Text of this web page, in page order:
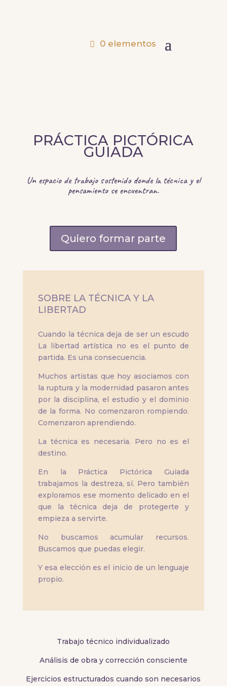
0 elementos
PRÁCTICA PICTÓRICA
GUIADA
Un espacio de trabajo sostenido donde la técnica y el
pensamiento se encuentran.
Quiero formar parte
SOBRE LA TÉCNICA Y LA
LIBERTAD
Cuando la técnica deja de ser un escudo
La libertad artística no es el punto de
partida. Es una consecuencia.
Muchos artistas que hoy asociamos con
la ruptura y la modernidad pasaron antes
por la disciplina, el estudio y el dominio
de la forma. No comenzaron rompiendo.
Comenzaron aprendiendo.
La técnica es necesaria. Pero no es el
destino.
En la Práctica Pictórica Guiada
trabajamos la destreza, sí. Pero también
exploramos ese momento delicado en el
que la técnica deja de protegerte y
empieza a servirte.
No buscamos acumular recursos.
Buscamos que puedas elegir.
Y esa elección es el inicio de un lenguaje
propio.
Trabajo técnico individualizado
Análisis de obra y corrección consciente
Ejercicios estructurados cuando son necesarios